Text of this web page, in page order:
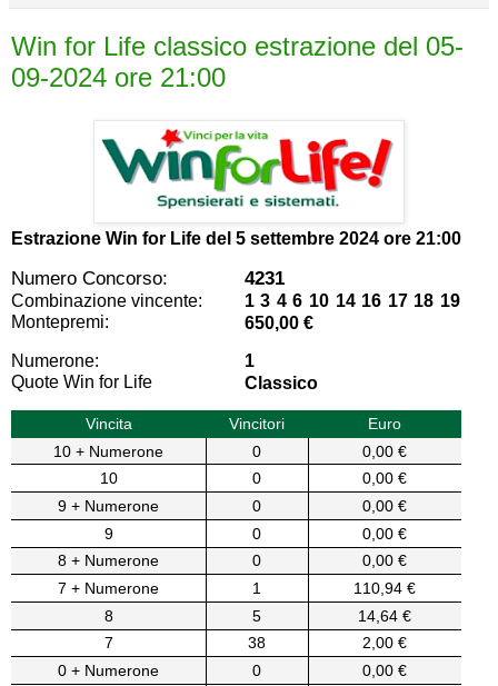
Win for Life classico estrazione del 05-
09-2024 ore 21:00
Estrazione Win for Life del 5 settembre 2024 ore 21:00
Numero Concorso: 4231
Combinazione vincente:
1 3 4 6 10 14 16 17 18 19
Montepremi:
650,00 €
Numerone:
1
Quote Win for Life
Classico
Vincita Vincitori
Euro
10 + Numerone
0
0,00 €
10
0
0,00 €
9 + Numerone
0
0,00 €
9
0
0,00 €
8 + Numerone
0
0,00 €
7 + Numerone
1
110,94 €
8
5
14,64 €
7
38
2,00 €
0 + Numerone
0
0,00 €